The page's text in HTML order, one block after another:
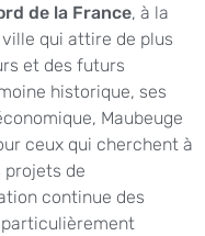
de la France, à la
qui attire de plus
et des futurs
historique, ses
Maubeuge
ceux qui cherchent à
projets de
continue des